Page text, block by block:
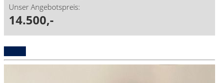
Unser Angebotspreis:
14.500,-